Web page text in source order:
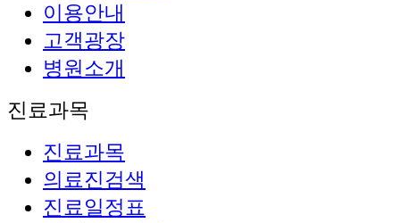
이용안내
고객광장
병원소개
진료과목
진료과목
의료진검색
진료일정표